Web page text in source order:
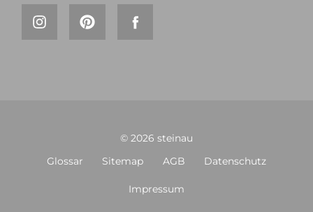
© 2026 steinau
Glossar Sitemap AGB Datenschutz
Impressum